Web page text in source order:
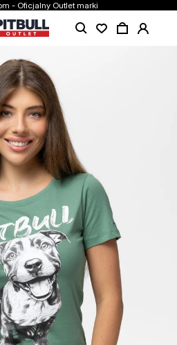
- Oficjalny Outlet marki